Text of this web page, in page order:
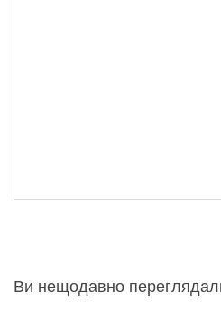
Ви нещодавно